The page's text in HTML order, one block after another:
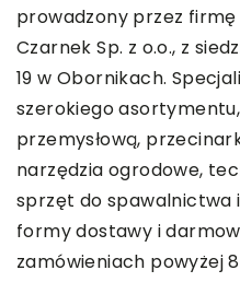
prowadzony przez firmę
Czarnek Sp. z o.o., z
19 w Obornikach.
szerokiego
przemysłową,
narzędzia ogrodowe,
sprzęt do spawalnictwa
formy dostawy i
zamówieniach powyżej